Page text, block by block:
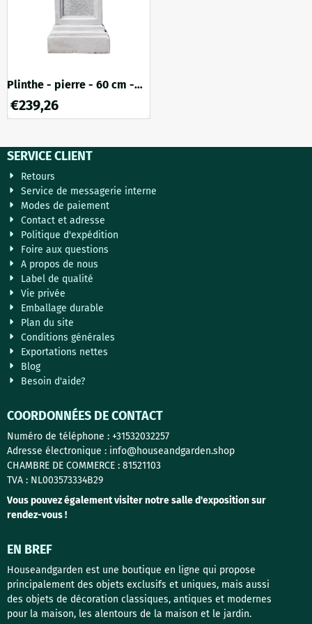
n'importe quel...
Plinthe - pierre - 60 cm -
finition blanche classique -
massif
€239,26
SERVICE CLIENT
Retours
Service de messagerie interne
Modes de paiement
Contact et adresse
Politique d'expédition
Foire aux questions
A propos de nous
Label de qualité
Vie privée
Emballage durable
Plan du site
Conditions générales
Exportations nettes
Blog
Besoin d'aide?
COORDONNÉES DE CONTACT
Numéro de téléphone : +31532032257
Adresse électronique : info@houseandgarden.shop
CHAMBRE DE COMMERCE : 81521103
TVA : NL003573334B29
Vous pouvez également visiter notre salle d'exposition sur
rendez-vous !
EN BREF
Houseandgarden est une boutique en ligne qui propose
principalement des objets exclusifs et uniques, mais aussi
des objets de décoration classiques, antiques et modernes
pour la maison, les alentours de la maison et le jardin.